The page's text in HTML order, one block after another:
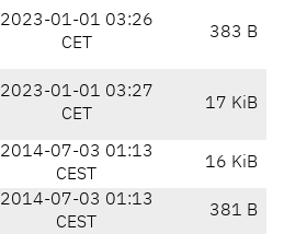
2023-01-01 03:26
CET
383 B
2023-01-01 03:27
CET
17 KiB
2014-07-03 01:13
CEST
16 KiB
2014-07-03 01:13
CEST
381 B